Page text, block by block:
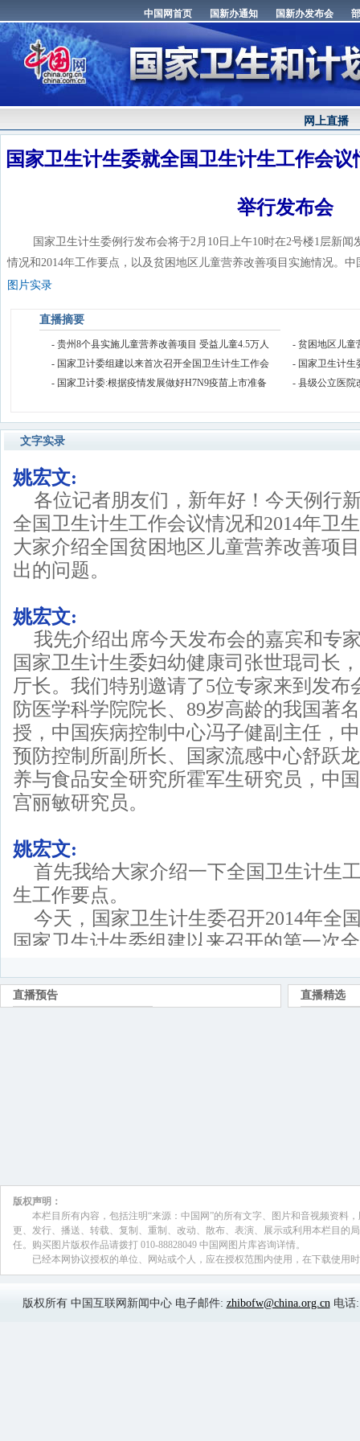
网上直播
国家卫生计生委就全国卫生计生工作会
举行发布会
国家卫生计生委例行发布会将于2月10日上午10时在2号楼1层新闻
情况和2014年工作要点，以及贫困地区儿童营养改善项目实施情况。
图片实录
直播摘要
- 贵州8个县实施儿童营养改善项目 受益儿童4.5万人
- 贫困地区儿童
- 国家卫计委组建以来首次召开全国卫生计生工作会
- 国家卫生计生
- 国家卫计委:根据疫情发展做好H7N9疫苗上市准备
- 县级公立医院
文字实录
姚宏文:
各位记者朋友们，新年好！今天例行
全国卫生计生工作会议情况和2014年卫
大家介绍全国贫困地区儿童营养改善项
出的问题。
姚宏文:
我先介绍出席今天发布会的嘉宾和专
国家卫生计生委妇幼健康司张世琨司长
厅长。我们特别邀请了5位专家来到发布
防医学科学院院长、89岁高龄的我国著
授，中国疾病控制中心冯子健副主任，
预防控制所副所长、国家流感中心舒跃
养与食品安全研究所霍军生研究员，中
宫丽敏研究员。
姚宏文:
首先我给大家介绍一下全国卫生计生
生工作要点。
今天，国家卫生计生委召开2014年全
国家卫生计生委组建以来召开的第一次
姚宏文:
姚宏文:
二是注重抓基层、打基础，各项重点
工作持续加强，重大突发事件卫生应急
质量和水平不断提高，食品安全标准框
平不断提升，国际交流与合作不断深化